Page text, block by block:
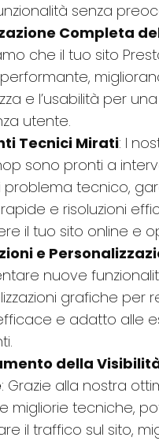
senza
Completa
che il tuo sito
e l’usabilità per
utente.
Tecnici Mirati: I
sono pronti a
problema tecnico,
e risoluzioni
il tuo sito online e
e
nuove
grafiche per
e adatto alle
della
: Grazie alla nostra
migliorie tecniche,
il traffico sul sito,